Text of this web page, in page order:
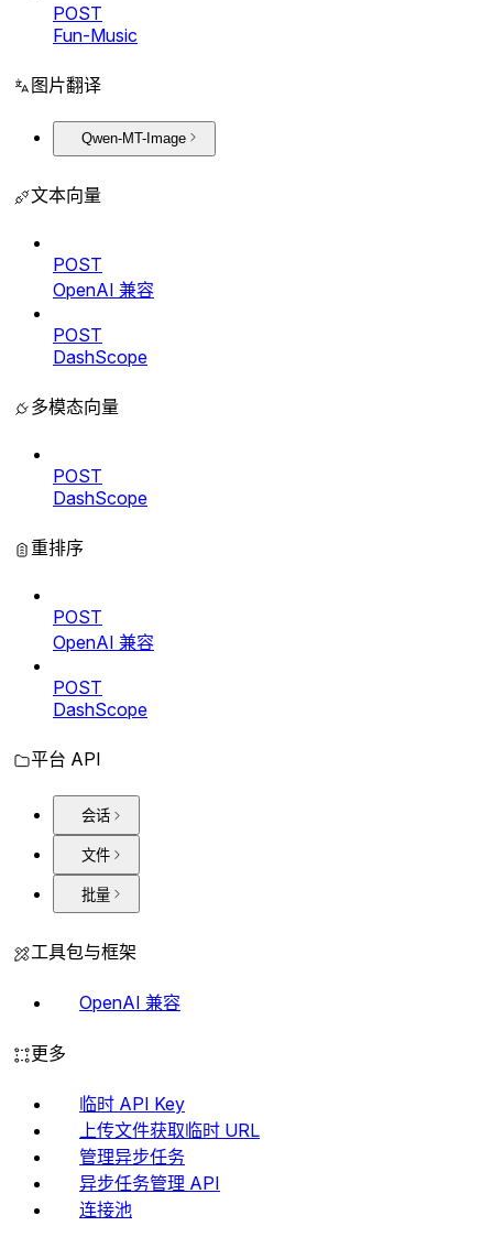
POST
Fun-Music
图片翻译
Qwen-MT-Image
文本向量
POST
OpenAI 兼容
POST
DashScope
多模态向量
POST
DashScope
重排序
POST
OpenAI 兼容
POST
DashScope
平台 API
会话
文件
批量
工具包与框架
OpenAI 兼容
更多
临时 API Key
上传文件获取临时 URL
管理异步任务
异步任务管理 API
连接池